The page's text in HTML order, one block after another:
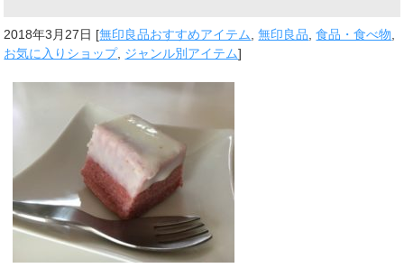
2018年3月27日 [無印良品おすすめアイテム ,無印良品 ,食品・食べ物
お気に入りショップ, ジャンル別アイテム]